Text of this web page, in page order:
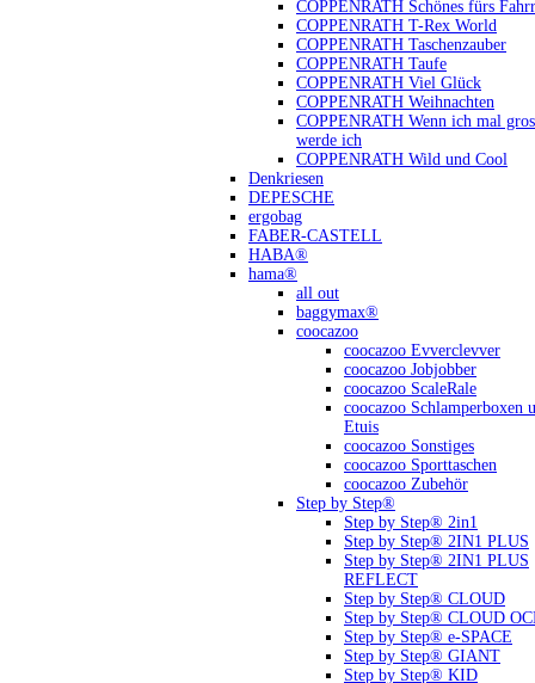
COPPENRATH Schönes fürs
COPPENRATH T-Rex World
COPPENRATH Taschenzauber
COPPENRATH Taufe
COPPENRATH Viel Glück
COPPENRATH Weihnachten
COPPENRATH Wenn ich mal
werde ich
COPPENRATH Wild und Cool
Denkriesen
DEPESCHE
ergobag
FABER-CASTELL
HABA®
hama®
all out
baggymax®
coocazoo
coocazoo Evverclevver
coocazoo Jobjobber
coocazoo ScaleRale
coocazoo Schlamperboxen
Etuis
coocazoo Sonstiges
coocazoo Sporttaschen
coocazoo Zubehör
Step by Step®
Step by Step® 2in1
Step by Step® 2IN1 PLUS
Step by Step® 2IN1 PLUS
REFLECT
Step by Step® CLOUD
Step by Step® CLOUD
Step by Step® e-SPACE
Step by Step® GIANT
Step by Step® KID